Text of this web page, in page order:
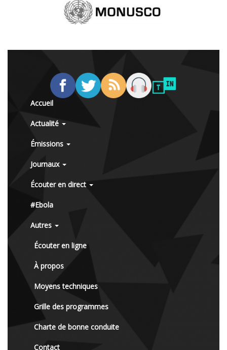
Accueil
Actualité
Émissions
Journaux
Écouter en direct
#Ebola
Autres
Écouter en ligne
À propos
Moyens techniques
Grille des programmes
Charte de bonne conduite
Contact